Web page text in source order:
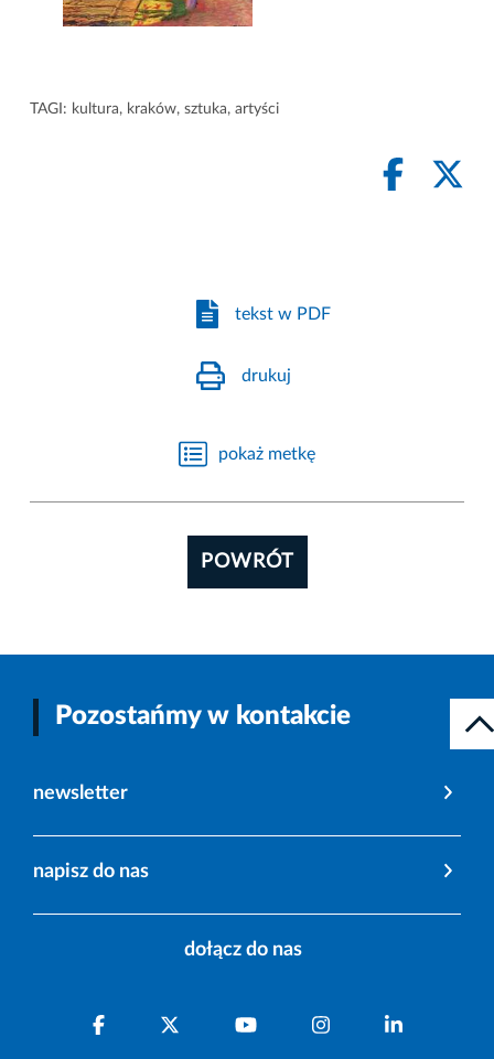
TAGI: kultura, kraków, sztuka, artyści
tekst w PDF
drukuj
pokaż metkę
POWRÓT
Pozostańmy w kontakcie
newsletter
napisz do nas
dołącz do nas